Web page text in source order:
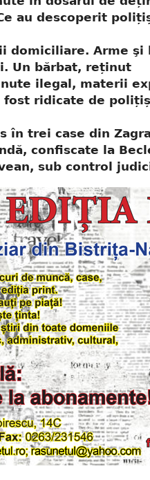
au descoperit
domiciliare. Arme şi
Un bărbat, reținut
ilegal, materii
fost ridicate de
în trei case din
confiscate la
sub control